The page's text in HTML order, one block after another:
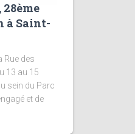
28ème
à Saint-
Rue des
13 au 15
sein du Parc
et de